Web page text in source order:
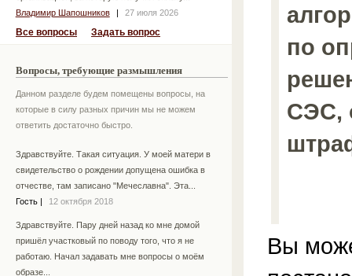
Владимир Шапошников
| 27 июля 2026
Все вопросы Задать вопрос
Вопросы, требующие размышления
Данном разделе будем помещены вопросы, на
которые в силу разных причин мы не можем
ответить достаточно быстро.
Здравствуйте. Такая ситуация. У моей матери в
свидетельство о рождении допущена ошибка в
отчестве, там записано "Мечеславна". Эта...
Гость
12 октября 2018
Здравствуйте. Пару дней назад ко мне домой
пришёл участковый по поводу того, что я не
работаю. Начал задавать мне вопросы о моём
образе...
по
СЭС,
Вы